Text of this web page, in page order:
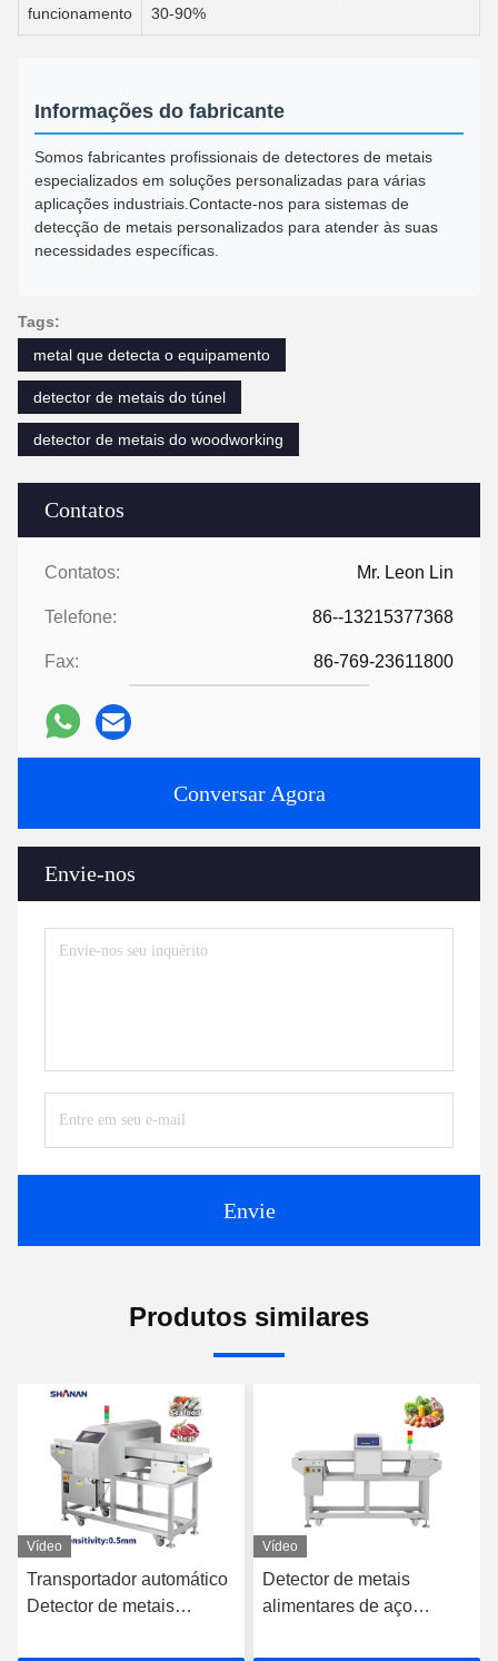
Contatos
Contatos: Mr. Leon Lin
Telefone: 86--13215377368
Fax: 86-769-23611800
Conversar Agora
Envie-nos
Envie
funcionamento
30-90%
Informações do fabricante
Somos fabricantes profissionais de detectores de metais
especializados em soluções personalizadas para várias
aplicações industriais.Contacte-nos para sistemas de
detecção de metais personalizados para atender às suas
necessidades específicas.
Tags:
metal que detecta o equipamento
detector de metais do túnel
detector de metais do woodworking
Produtos similares
Vídeo
Detector de metais
alimentares de aço
Vídeo
Dispositivo de detecção
de metais de embalagem